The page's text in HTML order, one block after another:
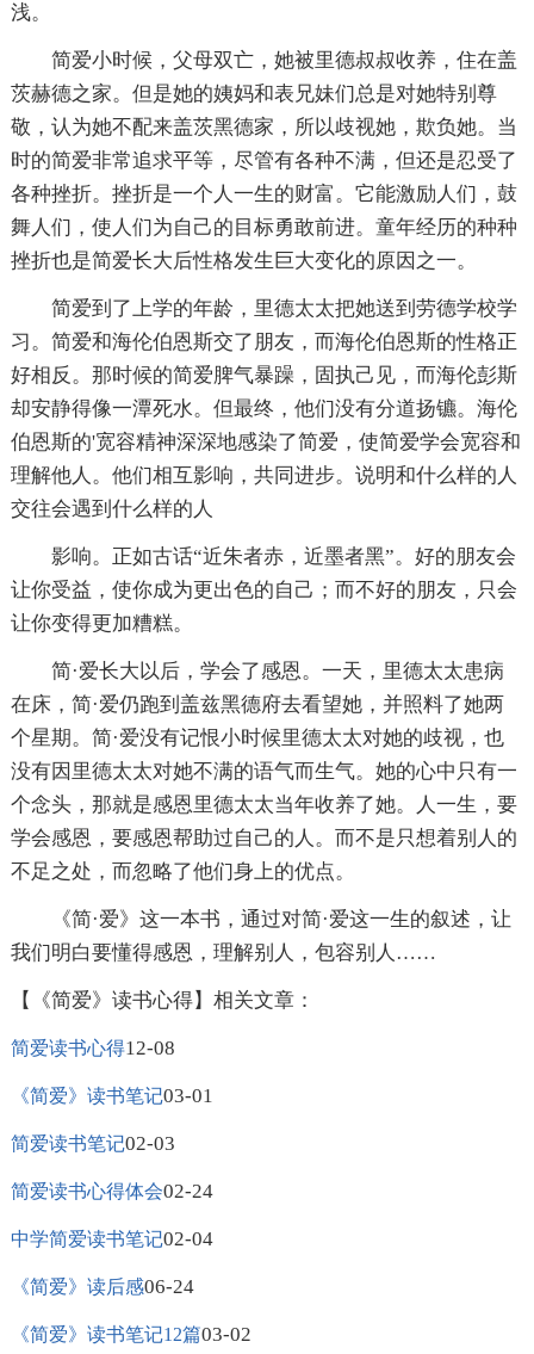
浅。
简爱小时候，父母双亡，她被里德叔叔收养，住在盖
茨赫德之家。但是她的姨妈和表兄妹们总是对她特别尊
敬，认为她不配来盖茨黑德家，所以歧视她，欺负她。当
时的简爱非常追求平等，尽管有各种不满，但还是忍受了
各种挫折。挫折是一个人一生的财富。它能激励人们，鼓
舞人们，使人们为自己的目标勇敢前进。童年经历的种种
挫折也是简爱长大后性格发生巨大变化的原因之一。
简爱到了上学的年龄，里德太太把她送到劳德学校学
习。简爱和海伦伯恩斯交了朋友，而海伦伯恩斯的性格正
好相反。那时候的简爱脾气暴躁，固执己见，而海伦彭斯
却安静得像一潭死水。但最终，他们没有分道扬镳。海伦
伯恩斯的'宽容精神深深地感染了简爱，使简爱学会宽容和
理解他人。他们相互影响，共同进步。说明和什么样的人
交往会遇到什么样的人
影响。正如古话“近朱者赤，近墨者黑”。好的朋友会
让你受益，使你成为更出色的自己；而不好的朋友，只会
让你变得更加糟糕。
简·爱长大以后，学会了感恩。一天，里德太太患病
在床，简·爱仍跑到盖兹黑德府去看望她，并照料了她两
个星期。简·爱没有记恨小时候里德太太对她的歧视，也
没有因里德太太对她不满的语气而生气。她的心中只有一
个念头，那就是感恩里德太太当年收养了她。人一生，要
学会感恩，要感恩帮助过自己的人。而不是只想着别人的
不足之处，而忽略了他们身上的优点。
《简·爱》这一本书，通过对简·爱这一生的叙述，让
我们明白要懂得感恩，理解别人，包容别人……
【《简爱》读书心得】相关文章：
简爱读书心得12-08
《简爱》读书笔记03-01
简爱读书笔记02-03
简爱读书心得体会02-24
中学简爱读书笔记02-04
《简爱》读后感06-24
《简爱》读书笔记12篇03-02